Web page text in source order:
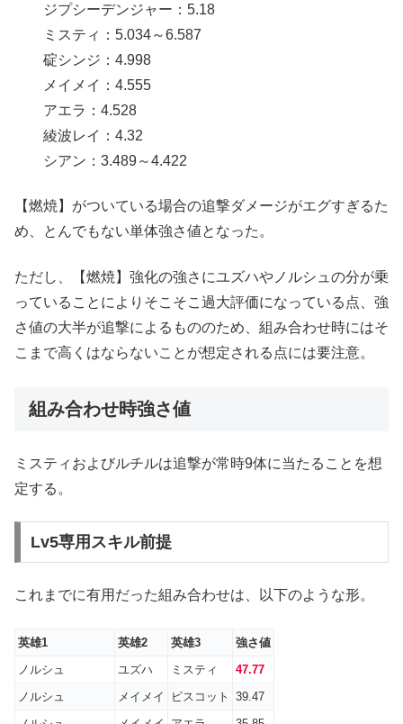
ジプシーデンジャー：5.18
ミスティ：5.034～6.587
碇シンジ：4.998
メイメイ：4.555
アエラ：4.528
綾波レイ：4.32
シアン：3.489～4.422
【燃焼】がついている場合の追撃ダメージがエグすぎるた
め、とんでもない単体強さ値となった。
ただし、【燃焼】強化の強さにユズハやノルシュの分が乗
っていることによりそこそこ過大評価になっている点、強
さ値の大半が追撃によるもののため、組み合わせ時にはそ
こまで高くはならないことが想定される点には要注意。
組み合わせ時強さ値
ミスティおよびルチルは追撃が常時9体に当たることを想
定する。
Lv5専用スキル前提
これまでに有用だった組み合わせは、以下のような形。
英雄1 英雄2 英雄3
強さ値
ノルシュ
ユズハ ミスティ
47.77
ノルシュ
メイメイ ビスコット
39.47